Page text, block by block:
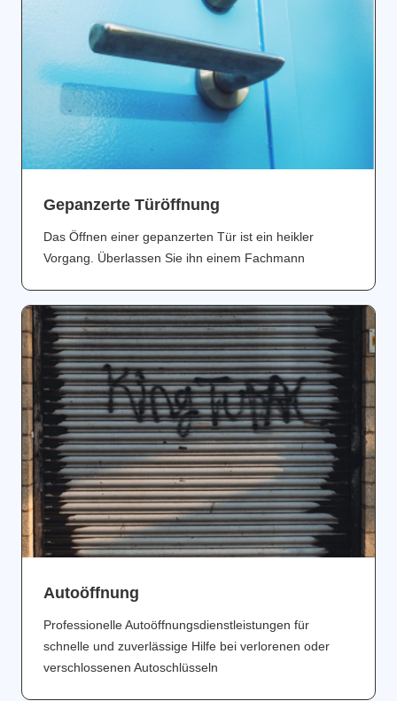
Gepanzerte Türöffnung
Das Öffnen einer gepanzerten Tür ist ein heikler
Vorgang. Überlassen Sie ihn einem Fachmann
Аutoöffnung
Professionelle Autoöffnungsdienstleistungen für
schnelle und zuverlässige Hilfe bei verlorenen oder
verschlossenen Autoschlüsseln